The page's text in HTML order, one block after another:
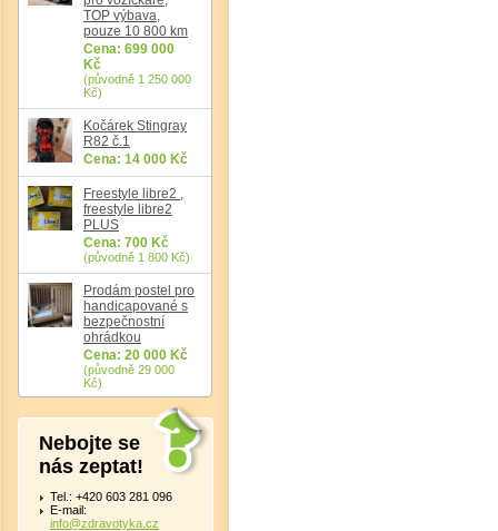
TOP výbava,
pouze 10 800 km
Cena: 699 000
Kč
(původně 1 250 000
Kč)
Kočárek Stingray
R82 č.1
Cena: 14 000 Kč
Freestyle libre2 ,
freestyle libre2
PLUS
Cena: 700 Kč
(původně 1 800 Kč)
Prodám postel pro
handicapované s
bezpečnostní
ohrádkou
Cena: 20 000 Kč
(původně 29 000
Kč)
Nebojte se
nás zeptat!
Tel.: +420 603 281 096
E-mail:
info@zdravotyka.cz